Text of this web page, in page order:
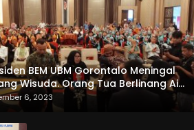
BEM UBM Gorontalo Meningal
Wisuda. Orang Tua Berlinang Air
Menerima SKL dan Pemasangan
6, 2023